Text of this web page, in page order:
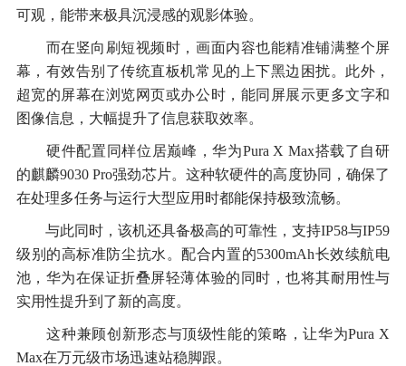
可观，能带来极具沉浸感的观影体验。
而在竖向刷短视频时，画面内容也能精准铺满整个屏
幕，有效告别了传统直板机常见的上下黑边困扰。此外，
超宽的屏幕在浏览网页或办公时，能同屏展示更多文字和
图像信息，大幅提升了信息获取效率。
硬件配置同样位居巅峰，华为Pura X Max搭载了自研
的麒麟9030 Pro强劲芯片。这种软硬件的高度协同，确保了
在处理多任务与运行大型应用时都能保持极致流畅。
与此同时，该机还具备极高的可靠性，支持IP58与IP59
级别的高标准防尘抗水。配合内置的5300mAh长效续航电
池，华为在保证折叠屏轻薄体验的同时，也将其耐用性与
实用性提升到了新的高度。
这种兼顾创新形态与顶级性能的策略，让华为Pura X
Max在万元级市场迅速站稳脚跟。